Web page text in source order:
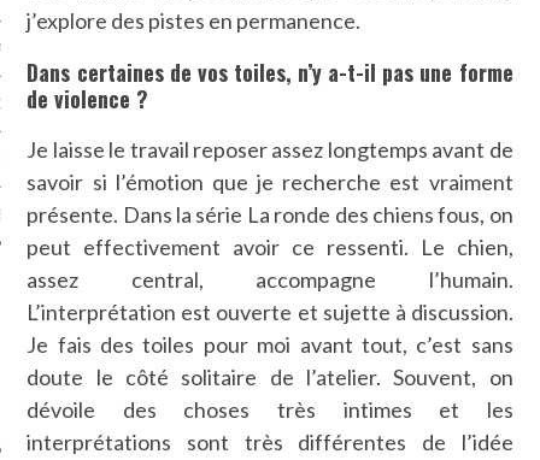
CARAVELLE
PODCAST
SUIVEZ-NOUS
j’explore des pistes en permanence.
Dans certaines de vos toiles, n’y a-t-il pas une forme
de violence ?
Je laisse le travail reposer assez longtemps avant de
savoir si l’émotion que je recherche est vraiment
présente. Dans la série La ronde des chiens fous, on
peut effectivement avoir ce ressenti. Le chien,
assez central, accompagne l’humain.
L’interprétation est ouverte et sujette à discussion.
Je fais des toiles pour moi avant tout, c’est sans
doute le côté solitaire de l’atelier. Souvent, on
dévoile des choses très intimes et les
interprétations sont très différentes de l’idée